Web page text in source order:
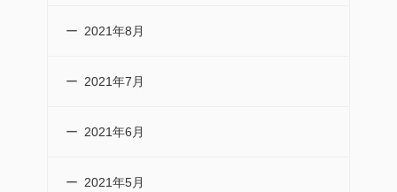
2021年8月
2021年7月
2021年6月
2021年5月